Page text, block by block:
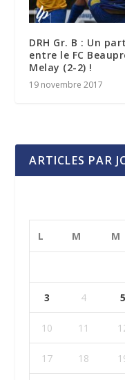
DRH Gr. B : Un
entre le FC
Melay (2-2) !
19 novembre 2017
ARTICLES PAR
L M M
3 4 5
10 11
17 18